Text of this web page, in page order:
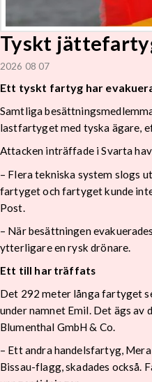
Tyskt
2026 08 07
Ett tyskt fartyg har
Samtliga
lastfartyget med tyska ägare,
Attacken inträffade i Svarta
– Flera tekniska system slogs
fartyget och fartyget kunde
Post.
– När besättningen
ytterligare en rysk drönare.
Ett till har träffats
Det 292 meter långa fartyget
under namnet Emil. Det ägs av
Blumenthal GmbH & Co.
– Ett andra handelsfartyg,
Bissau-flagg, skadades också.